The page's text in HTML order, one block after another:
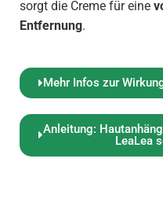
sorgt die Creme für eine
Entfernung.
Mehr Infos zur
Anleitung:
LeaLea